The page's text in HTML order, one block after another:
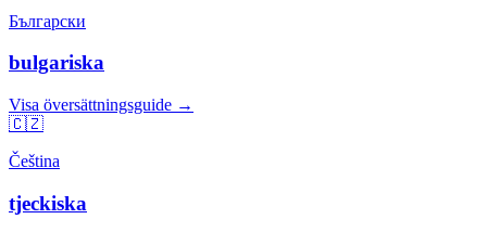
Български
bulgariska
Visa översättningsguide →
🇨🇿
Čeština
tjeckiska